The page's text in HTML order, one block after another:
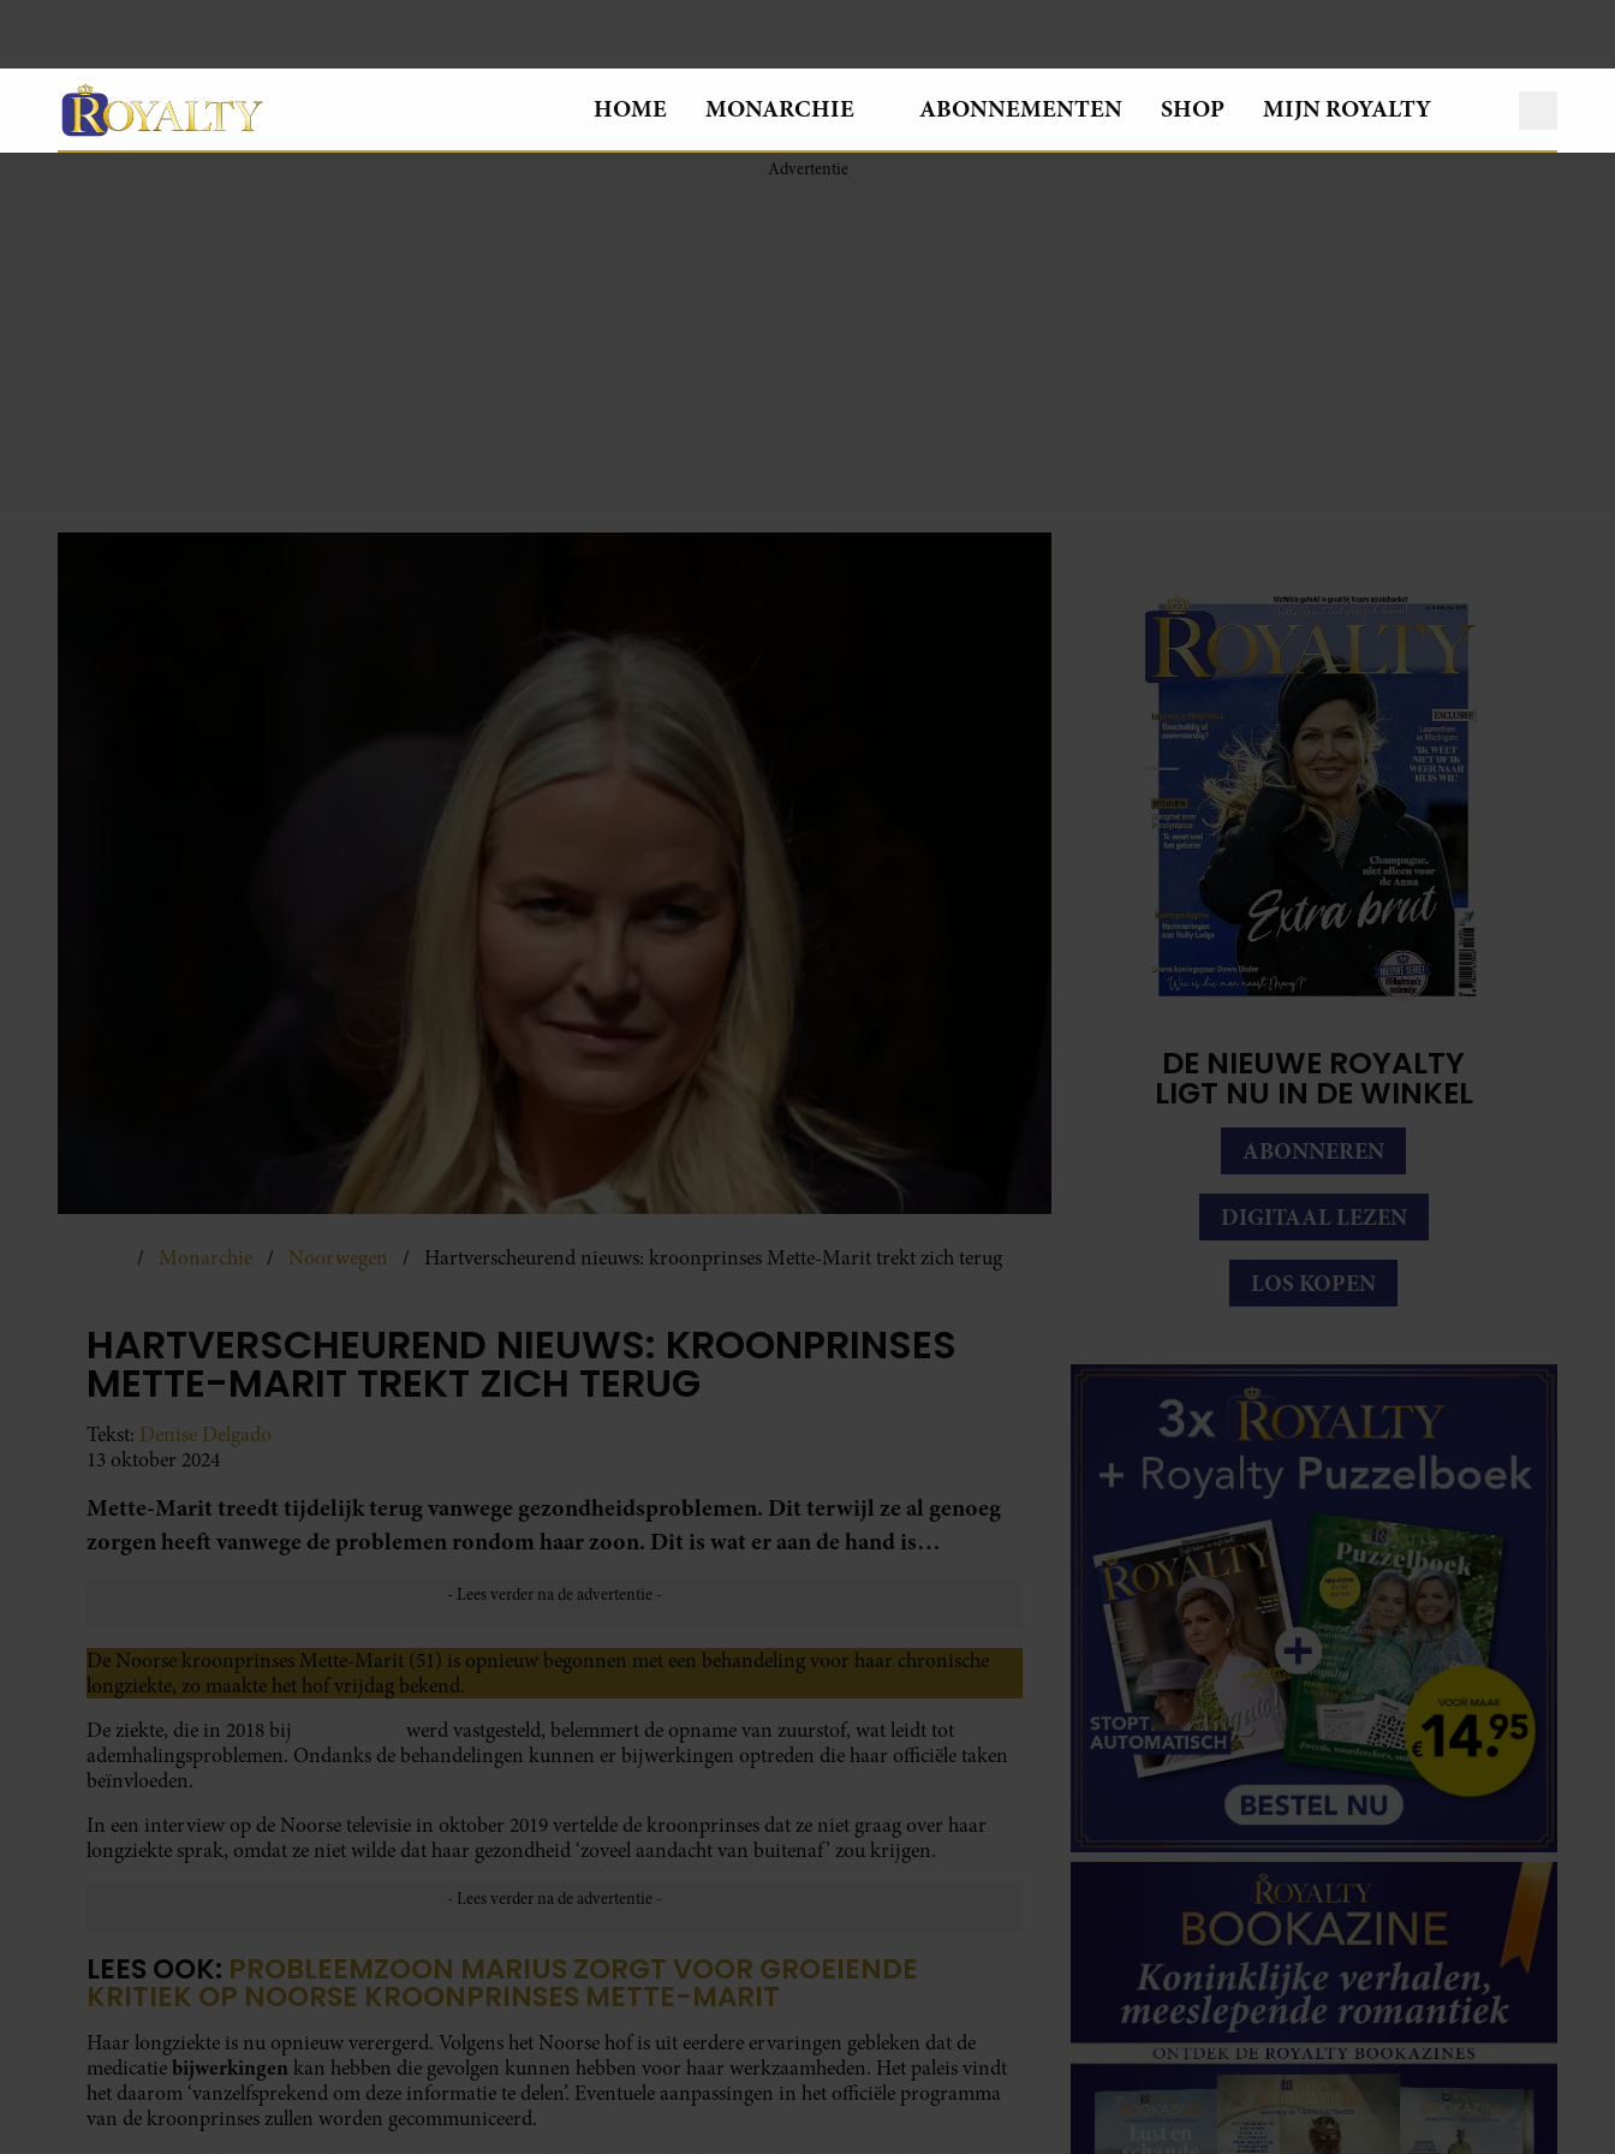
HOME MONARCHIE ABONNEMENTEN SHOP MIJN ROYALTY
Monarchie Noorwegen Hartverscheurend nieuws: kroonprinses Mette-Marit trekt zich terug
HARTVERSCHEUREND NIEUWS: KROONPRINSES
METTE-MARIT TREKT ZICH TERUG
Tekst: Denise Delgado
13 oktober 2024
Mette-Marit treedt tijdelijk terug vanwege gezondheidsproblemen. Dit terwijl ze al genoeg
zorgen heeft vanwege de problemen rondom haar zoon. Dit is wat er aan de hand is…
De Noorse kroonprinses Mette-Marit (51) is opnieuw begonnen met een behandeling voor haar chronische
longziekte, zo maakte het hof vrijdag bekend.
De ziekte, die in 2018 bij
werd vastgesteld, belemmert de opname van zuurstof, wat leidt tot
ademhalingsproblemen. Ondanks de behandelingen kunnen er bijwerkingen optreden die haar officiële taken
beïnvloeden.
In een interview op de Noorse televisie in oktober 2019 vertelde de kroonprinses dat ze niet graag over haar
longziekte sprak, omdat ze niet wilde dat haar gezondheid ‘zoveel aandacht van buitenaf’ zou krijgen.
LEES OOK: PROBLEEMZOON MARIUS ZORGT VOOR GROEIENDE
KRITIEK OP NOORSE KROONPRINSES METTE-MARIT
Haar longziekte is nu opnieuw verergerd. Volgens het Noorse hof is uit eerdere ervaringen gebleken dat de
medicatiebijwerkingenkan hebben die gevolgen kunnen hebben voor haar werkzaamheden. Het paleis vindt
het daarom ‘vanzelfsprekend om deze informatie te delen’. Eventuele aanpassingen in het officiële programma
van de kroonprinses zullen worden gecommuniceerd.
DE NIEUWE ROYALTY
LIGT NU IN DE WINKEL
ABONNEREN
DIGITAAL LEZEN
LOS KOPEN